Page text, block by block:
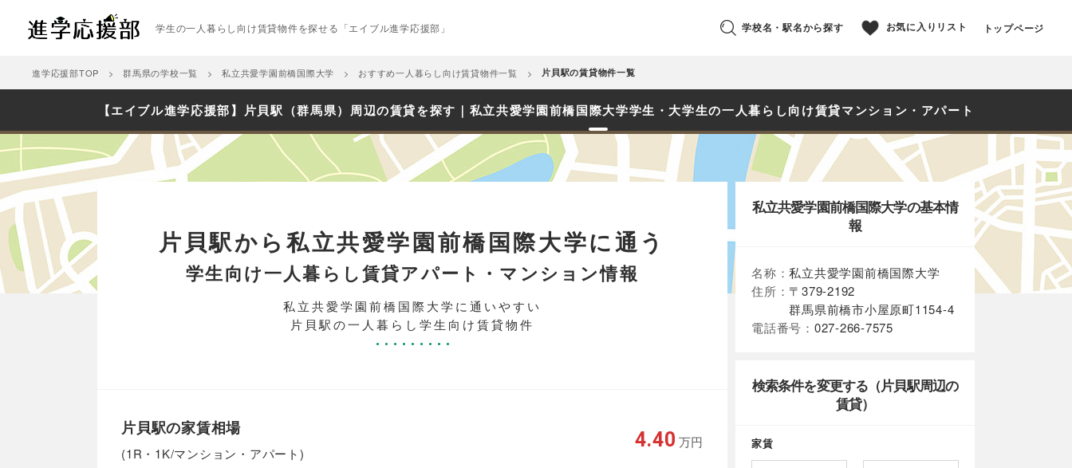
学生の一人暮らし向け賃貸物件を探せる「エイブル進学応援部」 学校名・駅名から探す お気に入りリスト トップページ
進学応援部TOP 群馬県の学校一覧 私立共愛学園前橋国際大学 おすすめ一人暮らし向け賃貸物件一覧 片貝駅の賃貸物件一覧
【エイブル進学応援部】片貝駅（群馬県）周辺の賃貸を探す｜私立共愛学園前橋国際大学学生・大学生の一人暮らし向け賃貸マンション・アパート
片貝駅から私立共愛学園前橋国際大学に通う
学生向け一人暮らし賃貸アパート・マンション情報
私立共愛学園前橋国際大学に通いやすい
片貝駅の一人暮らし学生向け賃貸物件
片貝駅の家賃相場
(1R・1K/マンション・アパート)
4.40 万円
私立共愛学園前橋国際大学の基本情
報
名称：私立共愛学園前橋国際大学
住所： 〒379-2192
群馬県前橋市小屋原町1154-4
電話番号： 027-266-7575
検索条件を変更する（片貝駅周辺の
賃貸）
家賃